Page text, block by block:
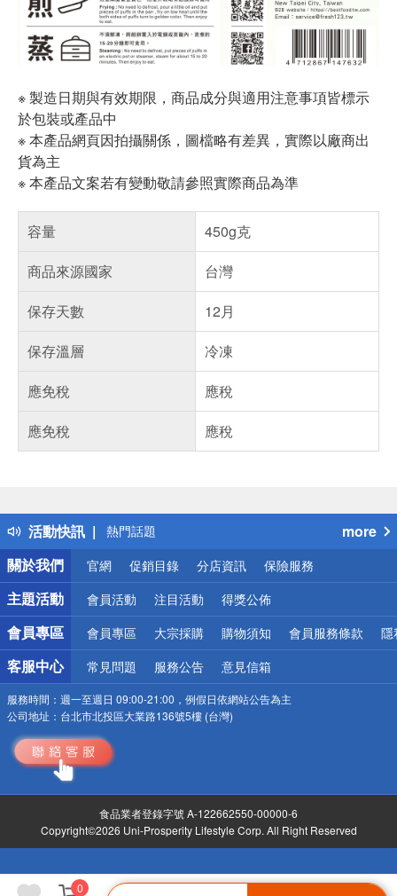
0
※ 製造日期與有效期限，商品成分與適用注意事項皆標示
於包裝或產品中
※ 本產品網頁因拍攝關係，圖檔略有差異，實際以廠商出
貨為主
※ 本產品文案若有變動敬請參照實際商品為準
容量
450g克
商品來源國家
台灣
保存天數
12月
保存溫層
冷凍
應免稅
應稅
應免稅
應稅
活動快訊
得獎公告
熱門話題
銀行優惠
偏遠地區配送
詐騙網頁！請小心！
more
關於我們
官網 促銷目錄 分店資訊 保險服務
主題活動 會員活動 注目活動 得獎公佈
會員專區 會員專區 大宗採購 購物須知 會員服務條款 隱
客服中心 常見問題 服務公告 意見信箱
服務時間： 週一至週日 09:00-21:00，例假日依網站公告為主
公司地址： 台北市北投區大業路136號5樓 (台灣)
食品業者登錄字號 A-122662550-00000-6
Copyright©2026 Uni-Prosperity Lifestyle Corp. All Right Reserved